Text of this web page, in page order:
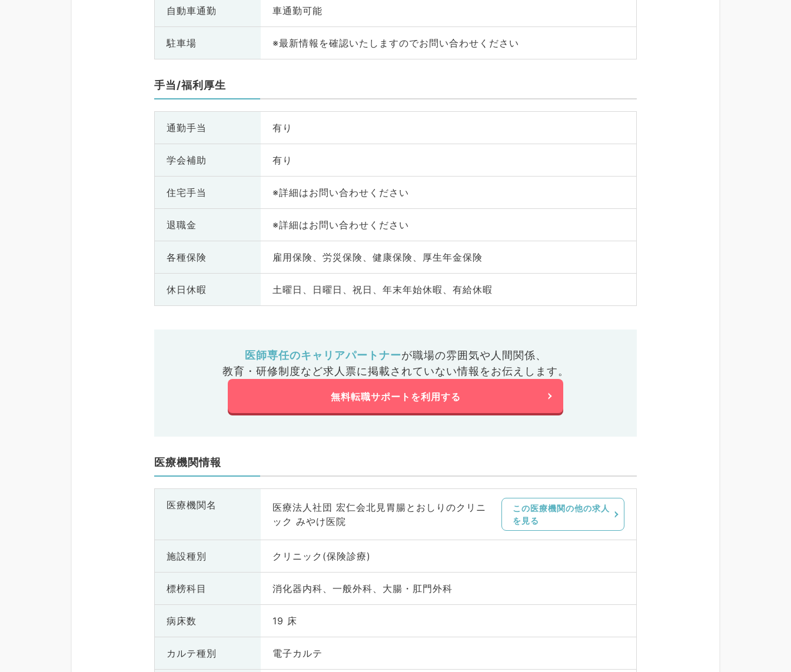
自動車通勤 車通勤可能
駐車場 ※最新情報を確認いたしますのでお問い合わせください
手当/福利厚生
通勤手当 有り
学会補助 有り
住宅手当 ※詳細はお問い合わせください
退職金 ※詳細はお問い合わせください
各種保険 雇用保険、労災保険、健康保険、厚生年金保険
休日休暇 土曜日、日曜日、祝日、年末年始休暇、有給休暇
医師専任のキャリアパートナーが職場の雰囲気や人間関係、
教育・研修制度など求人票に掲載されていない情報をお伝えします。
無料転職サポートを利用する
医療機関情報
医療機関名
医療法人社団 宏仁会北見胃腸とおしりのクリニ
ック みやけ医院
この医療機関の他の求人
を見る
施設種別 クリニック(保険診療)
標榜科目 消化器内科、一般外科、大腸・肛門外科
病床数 19 床
カルテ種別 電子カルテ